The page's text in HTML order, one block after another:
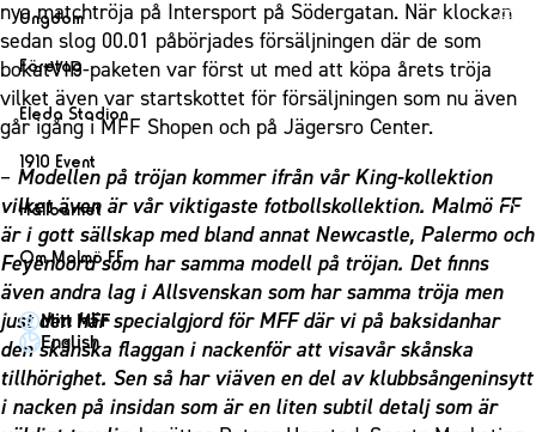
Mitt MFF
Biljetter till bortamatcher
Biljettvillkor
Spelare
Ledarstab
Damlaget
Spelare
Ledarstab
Medlemskap i Malmö FF
Årsmöte 2026
Ungdom
MFF Ungdom
Sommarfotboll
Skånecupen
Fotbollsskolan
Fotbollsnätverket
P19
F19
P17
F17
Malmö Trophy
Företag
Bli företagspartner
Nätverket
Klubbstolar
Partner dam
Eleda Stadion
Eleda Stadion
Erics Bar & Restaurang
Matchdag på Eleda Stadion
MFF-museet & rundvandringar
1910 Event
1910 Event
Fest & Event
Konferens
Möte
Mässa
Sommarfest
Hållbarhet
Hållbarhet
Himmelsblå framtid – en match för miljön
MFF i samhället
Laget för alla
Nattfotboll
Om Malmö FF
Om Malmö FF
Kontakt
Press och media
Historik – herrlaget
Mitt MFF
English
nya matchtröja på Intersport på Södergatan. När klockan
sedan slog 00.01 påbörjades försäljningen där de som
bokatVIP-paketen var först ut med att köpa årets tröja
vilket även var startskottet för försäljningen som nu även
går igång i MFF Shopen och på Jägersro Center.
– Modellen på tröjan kommer ifrån vår King-kollektion
vilket även är vår viktigaste fotbollskollektion. Malmö FF
är i gott sällskap med bland annat Newcastle, Palermo och
Feyenoord som har samma modell på tröjan. Det finns
även andra lag i Allsvenskan som har samma tröja men
just den här specialgjord för MFF där vi på baksidanhar
den skånska flaggan i nackenför att visavår skånska
tillhörighet. Sen så har viäven en del av klubbsångeninsytt
i nacken på insidan som är en liten subtil detalj som är